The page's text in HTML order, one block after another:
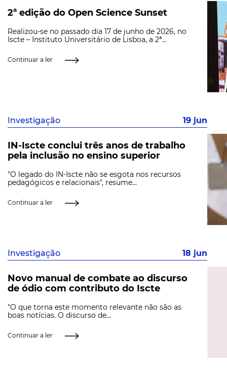
2ª edição do Open Science Sunset
Realizou-se no passado dia 17 de junho de 2026, no
Iscte – Instituto Universitário de Lisboa, a 2ª...
Continuar a ler
Investigação 19 jun
IN-Iscte conclui três anos de trabalho
pela inclusão no ensino superior
"O legado do IN-Iscte não se esgota nos recursos
pedagógicos e relacionais", resume...
Continuar a ler
Investigação 18 jun
Novo manual de combate ao discurso
de ódio com contributo do Iscte
"O que torna este momento relevante não são as
boas notícias. O discurso de...
Continuar a ler